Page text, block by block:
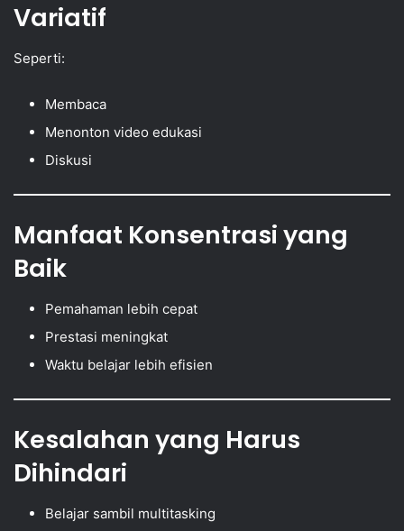
Variatif
Seperti:
Membaca
Menonton video edukasi
Diskusi
Manfaat Konsentrasi yang
Baik
Pemahaman lebih cepat
Prestasi meningkat
Waktu belajar lebih efisien
Kesalahan yang Harus
Dihindari
Belajar sambil multitasking